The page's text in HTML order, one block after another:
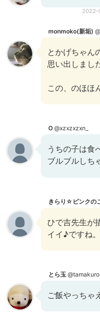
2022-
monmoko(新垢)
とかげちゃん
思い出しまし
この、のほほ
O @xzxzxzxn_
うちの子は食
ブルブルしち
きらり☆ピンクの
ひで吉先生が
イイ♪ですね。
とら玉
ご飯やっちゃ